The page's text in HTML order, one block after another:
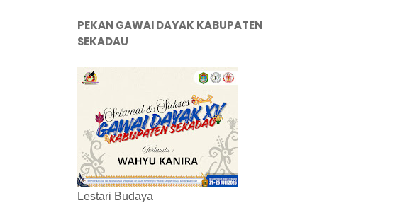
PEKAN GAWAI DAYAK KABUPATEN
SEKADAU
Lestari Budaya